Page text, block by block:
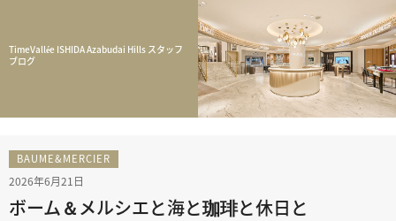
TimeVallée ISHIDA Azabudai Hills スタッフ
ブログ
BAUME&MERCIER
2026年6月21日
ボーム＆メルシエと海と珈琲と休日と